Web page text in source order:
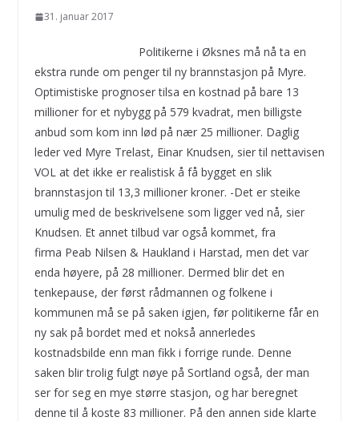
31. januar 2017
Politikerne i Øksnes må nå ta en
ekstra runde om penger til ny brannstasjon på Myre.
Optimistiske prognoser tilsa en kostnad på bare 13
millioner for et nybygg på 579 kvadrat, men billigste
anbud som kom inn lød på nær 25 millioner. Daglig
leder ved Myre Trelast, Einar Knudsen, sier til nettavisen
VOL at det ikke er realistisk å få bygget en slik
brannstasjon til 13,3 millioner kroner. -Det er steike
umulig med de beskrivelsene som ligger ved nå, sier
Knudsen. Et annet tilbud var også kommet, fra
firma Peab Nilsen & Haukland i Harstad, men det var
enda høyere, på 28 millioner. Dermed blir det en
tenkepause, der først rådmannen og folkene i
kommunen må se på saken igjen, før politikerne får en
ny sak på bordet med et nokså annerledes
kostnadsbilde enn man fikk i forrige runde. Denne
saken blir trolig fulgt nøye på Sortland også, der man
ser for seg en mye større stasjon, og har beregnet
denne til å koste 83 millioner. På den annen side klarte